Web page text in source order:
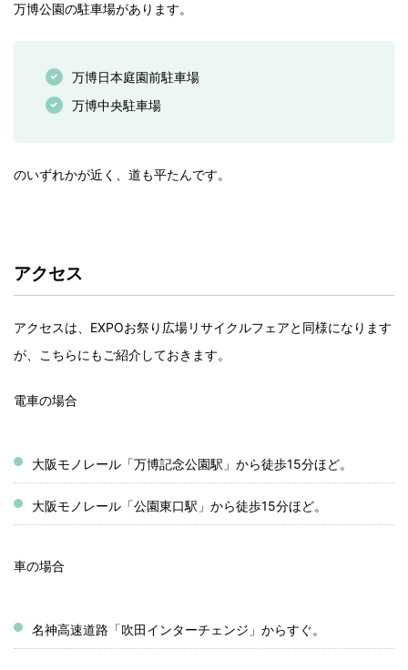
万博公園の駐車場があります。
万博日本庭園前駐車場
万博中央駐車場
のいずれかが近く、道も平たんです。
アクセス
アクセスは、EXPOお祭り広場リサイクルフェアと同様になります
が、こちらにもご紹介しておきます。
電車の場合
大阪モノレール「万博記念公園駅」から徒歩15分ほど。
大阪モノレール「公園東口駅」から徒歩15分ほど。
車の場合
名神高速道路「吹田インターチェンジ」からすぐ。